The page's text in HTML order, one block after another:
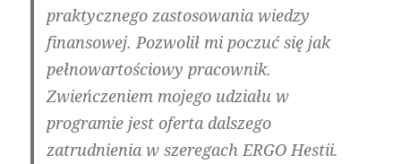
praktycznego zastosowania wiedzy
finansowej. Pozwolił mi poczuć się jak
pełnowartościowy pracownik.
Zwieńczeniem mojego udziału w
programie jest oferta dalszego
zatrudnienia w szeregach ERGO Hestii.